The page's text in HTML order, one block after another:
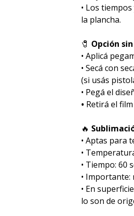
• Los
la plancha.
🧷 Opción
• Aplicá
• Secá con
(si usás
• Pegá el
• Retirá el
🔥
•⁠ ⁠Aptas para
•⁠
•⁠ ⁠Tiempo: 60
•⁠ ⁠Importante:
•⁠ ⁠En
lo son de